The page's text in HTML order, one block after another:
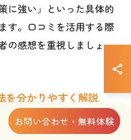
に強い」といった具体的
す。口コミを活用する際
の感想を重視しましょ
を分かりやすく解説
しますが、それぞれ指導
お問い合わせ・無料体験